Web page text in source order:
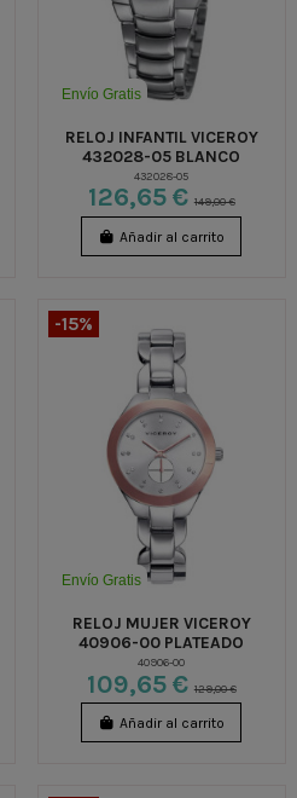
Envío Gratis
RELOJ INFANTIL VICEROY
432028-05 BLANCO
432028-05
126,65 € 149,00 €
Añadir al carrito
Envío Gratis
-15%
RELOJ MUJER VICEROY
40906-00 PLATEADO
40906-00
109,65 € 129,00 €
Añadir al carrito